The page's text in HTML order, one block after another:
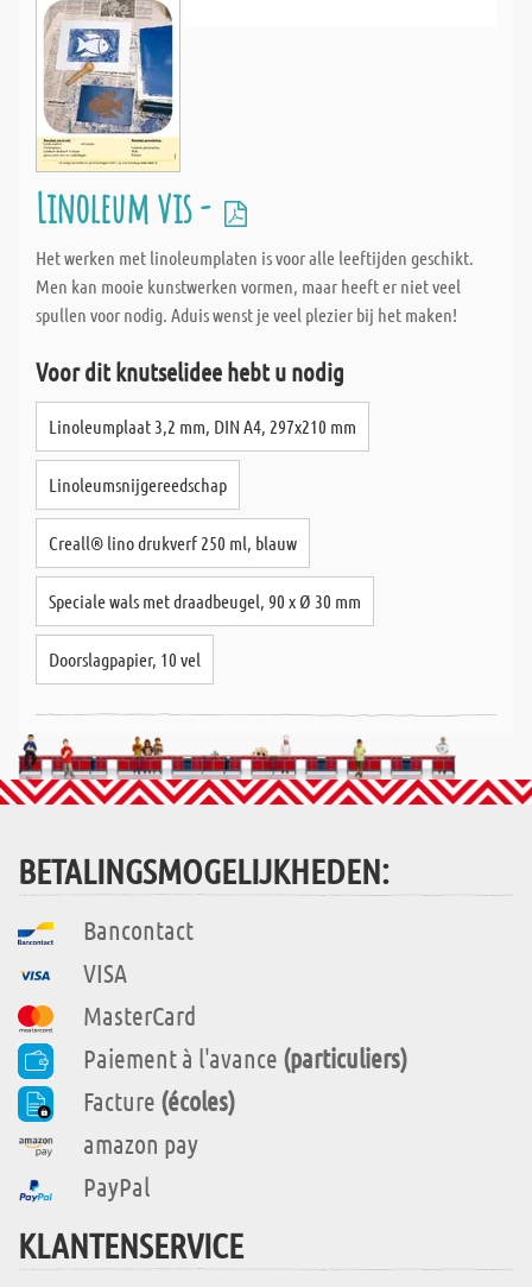
Linoleum vis -
Het werken met linoleumplaten is voor alle leeftijden geschikt.
Men kan mooie kunstwerken vormen, maar heeft er niet veel
spullen voor nodig. Aduis wenst je veel plezier bij het maken!
Voor dit knutselidee hebt u nodig
Linoleumplaat 3,2 mm, DIN A4, 297x210 mm
Linoleumsnijgereedschap
Creall® lino drukverf 250 ml, blauw
Speciale wals met draadbeugel, 90 x Ø 30 mm
Doorslagpapier, 10 vel
BETALINGSMOGELIJKHEDEN:
Bancontact
VISA
MasterCard
Paiement à l'avance (particuliers)
Facture (écoles)
amazon pay
PayPal
KLANTENSERVICE